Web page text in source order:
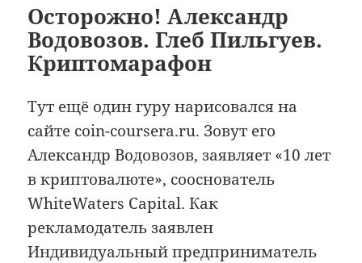
Осторожно! Александр
Водовозов. Глеб Пильгуев.
Криптомарафон
Тут ещё один гуру нарисовался на
сайте coin-coursera.ru. Зовут его
Александр Водовозов, заявляет «10 лет
в криптовалюте», сооснователь
WhiteWaters Capital. Как
рекламодатель заявлен
Индивидуальный предприниматель